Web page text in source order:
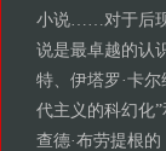
小说……对于后现
说是最卓越的认
特、伊塔罗·卡
代主义的科幻化
查德·布劳提根